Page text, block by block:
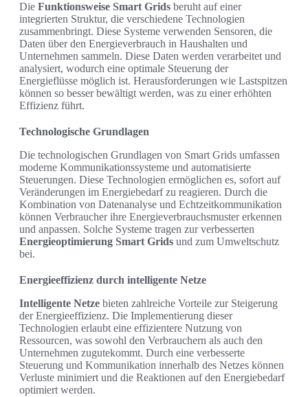
Die Funktionsweise Smart Grids beruht auf einer
integrierten Struktur, die verschiedene Technologien
zusammenbringt. Diese Systeme verwenden Sensoren, die
Daten über den Energieverbrauch in Haushalten und
Unternehmen sammeln. Diese Daten werden verarbeitet und
analysiert, wodurch eine optimale Steuerung der
Energieflüsse möglich ist. Herausforderungen wie Lastspitzen
können so besser bewältigt werden, was zu einer erhöhten
Effizienz führt.
Technologische Grundlagen
Die technologischen Grundlagen von Smart Grids umfassen
moderne Kommunikationssysteme und automatisierte
Steuerungen. Diese Technologien ermöglichen es, sofort auf
Veränderungen im Energiebedarf zu reagieren. Durch die
Kombination von Datenanalyse und Echtzeitkommunikation
können Verbraucher ihre Energieverbrauchsmuster erkennen
und anpassen. Solche Systeme tragen zur verbesserten
Energieoptimierung Smart Grids und zum Umweltschutz
bei.
Energieeffizienz durch intelligente Netze
Intelligente Netze bieten zahlreiche Vorteile zur Steigerung
der Energieeffizienz. Die Implementierung dieser
Technologien erlaubt eine effizientere Nutzung von
Ressourcen, was sowohl den Verbrauchern als auch den
Unternehmen zugutekommt. Durch eine verbesserte
Steuerung und Kommunikation innerhalb des Netzes können
Verluste minimiert und die Reaktionen auf den Energiebedarf
optimiert werden.